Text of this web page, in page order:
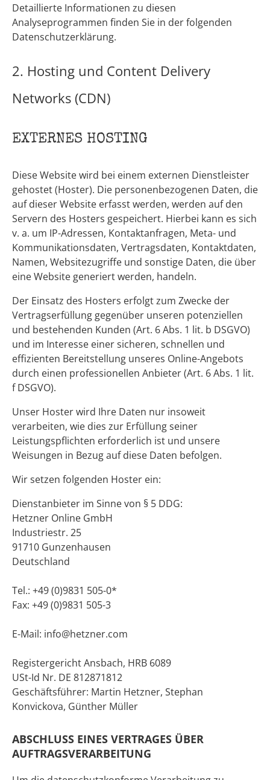
Detaillierte Informationen zu diesen
Analyseprogrammen finden Sie in der folgenden
Datenschutzerklärung.
2. Hosting und Content Delivery
Networks (CDN)
EXTERNES HOSTING
Diese Website wird bei einem externen Dienstleister
gehostet (Hoster). Die personenbezogenen Daten, die
auf dieser Website erfasst werden, werden auf den
Servern des Hosters gespeichert. Hierbei kann es sich
v. a. um IP-Adressen, Kontaktanfragen, Meta- und
Kommunikationsdaten, Vertragsdaten, Kontaktdaten,
Namen, Websitezugriffe und sonstige Daten, die über
eine Website generiert werden, handeln.
Der Einsatz des Hosters erfolgt zum Zwecke der
Vertragserfüllung gegenüber unseren potenziellen
und bestehenden Kunden (Art. 6 Abs. 1 lit. b DSGVO)
und im Interesse einer sicheren, schnellen und
effizienten Bereitstellung unseres Online-Angebots
durch einen professionellen Anbieter (Art. 6 Abs. 1 lit.
f DSGVO).
Unser Hoster wird Ihre Daten nur insoweit
verarbeiten, wie dies zur Erfüllung seiner
Leistungspflichten erforderlich ist und unsere
Weisungen in Bezug auf diese Daten befolgen.
Wir setzen folgenden Hoster ein:
Dienstanbieter im Sinne von § 5 DDG:
Hetzner Online GmbH
Industriestr. 25
91710 Gunzenhausen
Deutschland
Tel.: +49 (0)9831 505-0*
Fax: +49 (0)9831 505-3
E-Mail: info@hetzner.com
Registergericht Ansbach, HRB 6089
USt-Id Nr. DE 812871812
Geschäftsführer: Martin Hetzner, Stephan
Konvickova, Günther Müller
ABSCHLUSS EINES VERTRAGES ÜBER
AUFTRAGSVERARBEITUNG